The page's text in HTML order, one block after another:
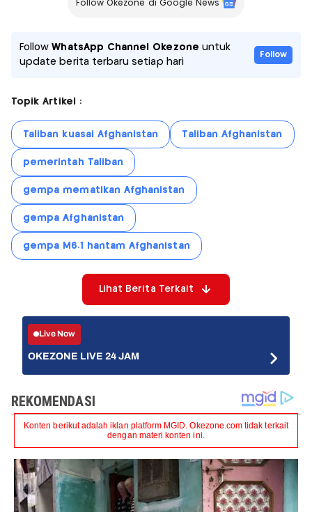
Follow Okezone di Google News
FollowWhatsApp Channel Okezone untuk
update berita terbaru setiap hari
Follow
Topik Artikel :
Taliban kuasai Afghanistan Taliban Afghanistan
pemerintah Taliban
gempa mematikan Afghanistan
gempa Afghanistan
gempa M6.1 hantam Afghanistan
Lihat Berita Terkait
Live Now
OKEZONE LIVE 24 JAM